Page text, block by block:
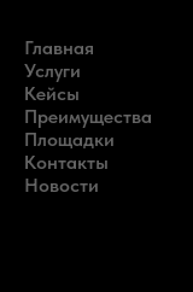
Главная
Услуги
Кейсы
Преимущества
Площадки
Контакты
Новости